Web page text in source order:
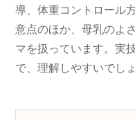
導、体重コントロール
意点のほか、母乳のよ
マを扱っています。実
で、理解しやすいでしょ